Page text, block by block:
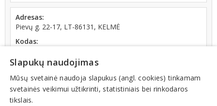
Adresas:
Pievų g. 22-17, LT-86131, KELMĖ
Kodas:
Registracijos data:
2006-02-27
Slapukų naudojimas
Mūsų svetainė naudoja slapukus (angl. cookies) tinkamam
svetainės veikimui užtikrinti, statistiniais bei rinkodaros
tikslais.